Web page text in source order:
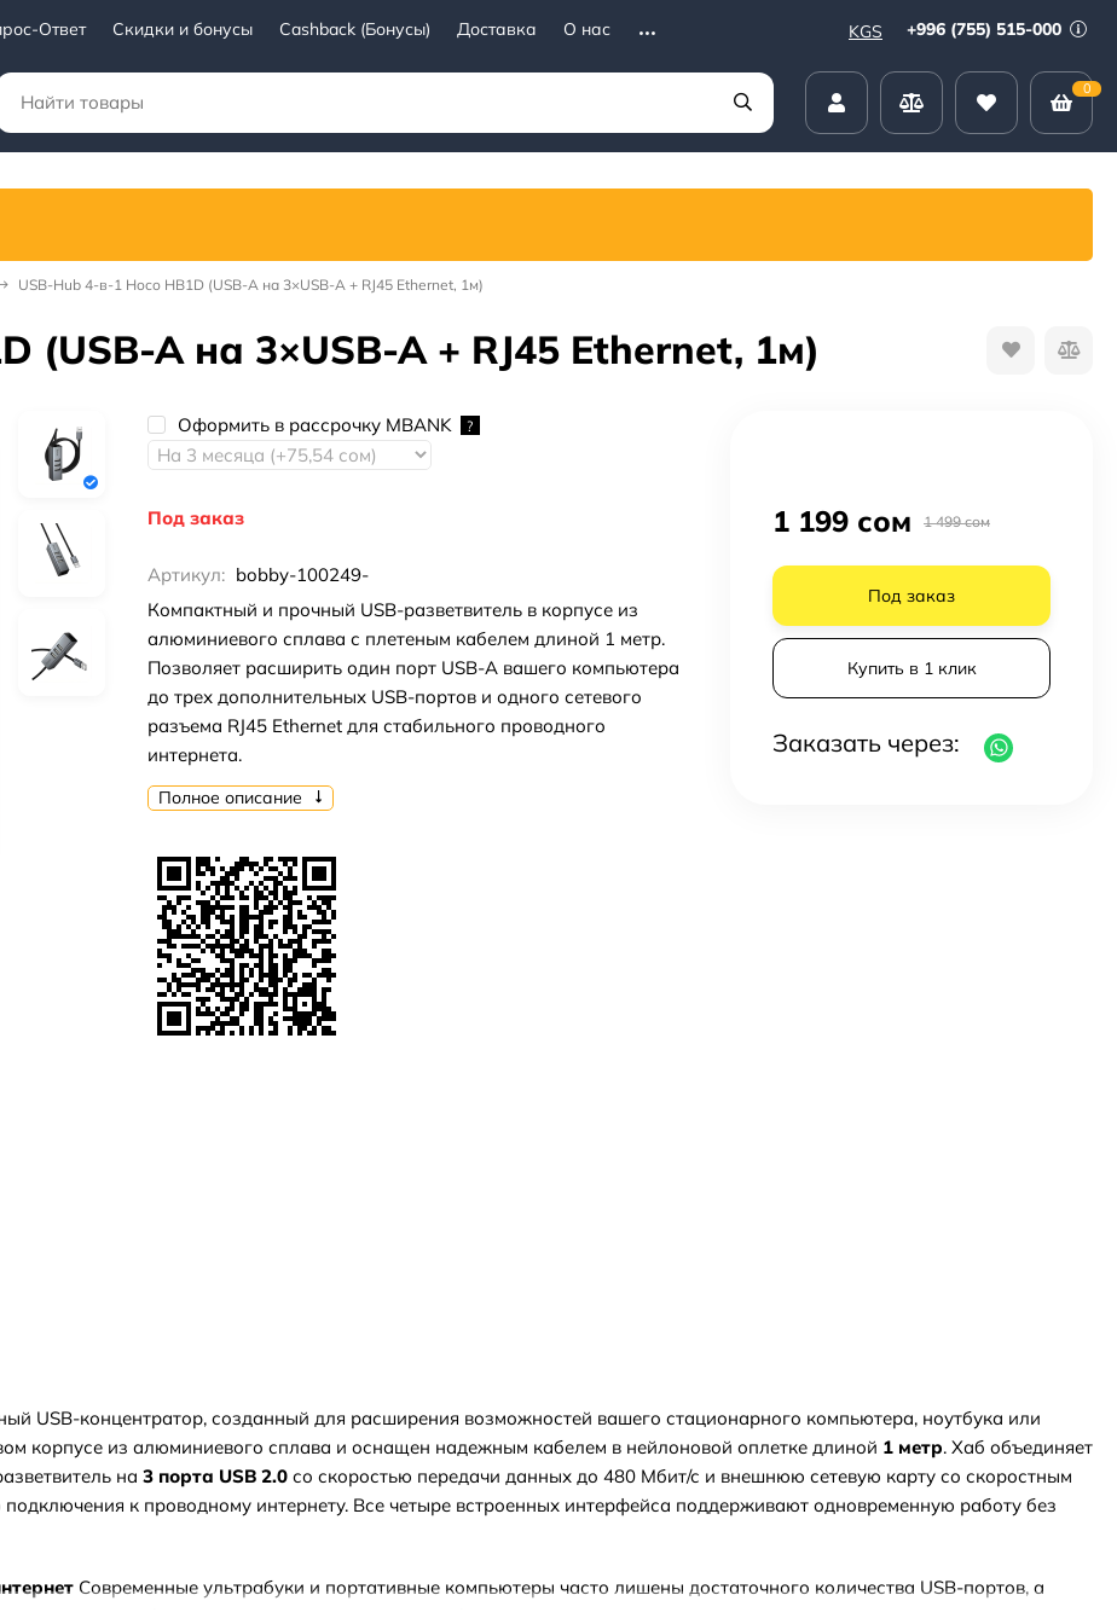
Ответ Скидки и бонусы Cashback (Бонусы) Доставка О нас KGS +996 (755) 515-000
0
USB-Hub 4-в-1 Hoco HB1D (USB-A на 3×USB-A + RJ45 Ethernet, 1м)
(USB-A на 3×USB-A + RJ45 Ethernet, 1м)
Оформить в рассрочку MBANK ?
Под заказ
Артикул: bobby-100249-
Компактный и прочный USB-разветвитель в корпусе из
алюминиевого сплава с плетеным кабелем длиной 1 метр.
Позволяет расширить один порт USB-A вашего компьютера
до трех дополнительных USB-портов и одного сетевого
разъема RJ45 Ethernet для стабильного проводного
интернета.
Полное описание
1 199 сом 1 499 сом
Под заказ
Купить в 1 клик
Заказать через:
USB-концентратор, созданный для расширения возможностей вашего стационарного компьютера, ноутбука или
корпусе из алюминиевого сплава и оснащен надежным кабелем в нейлоновой оплетке длиной 1 метр. Хаб объединяет
на 3 порта USB 2.0 со скоростью передачи данных до 480 Мбит/с и внешнюю сетевую карту со скоростным
подключения к проводному интернету. Все четыре встроенных интерфейса поддерживают одновременную работу без
Современные ультрабуки и портативные компьютеры часто лишены достаточного количества USB-портов, а
USB-хаб Hoco HB1D легко решает эту проблему, превращая один штатный порт USB-A в четыре полноценных